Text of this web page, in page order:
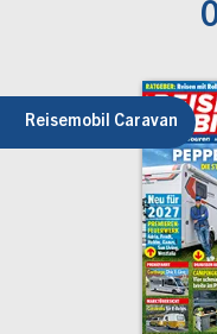
Reisemobil Caravan